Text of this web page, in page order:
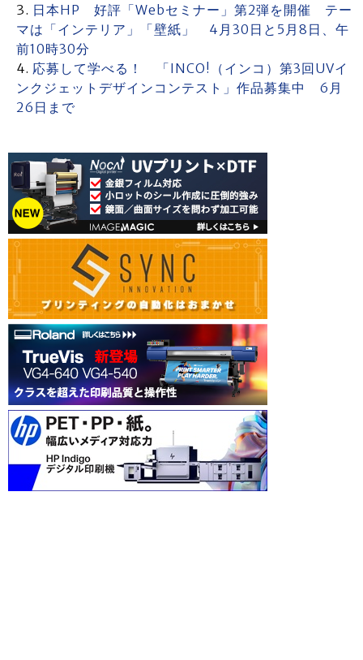
日本HP 好評「Webセミナー」第2弾を開催 テー
マは「インテリア」「壁紙」 4月30日と5月8日、午
前10時30分
応募して学べる！ 「INCO!（インコ）第3回UVイ
ンクジェットデザインコンテスト」作品募集中 6月
26日まで